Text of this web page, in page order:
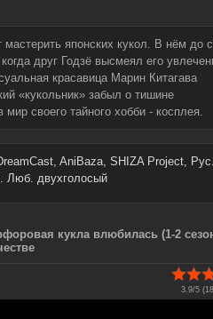
японских кукол. В нём до
друг Годзё высмеял его
красавица Марин Китагава
«кукольник» забыл о тишине
своего тайного хобби - косплея.
AniBaza, SHIZA Project, Рус.
Люб. двухголосый
кукла влюбилась (1-2
3.9/5 (